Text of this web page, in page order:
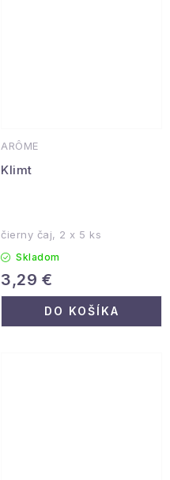
ARÔME
Klimt
čierny čaj, 2 x 5 ks
Skladom
3,29 €
DO KOŠÍKA